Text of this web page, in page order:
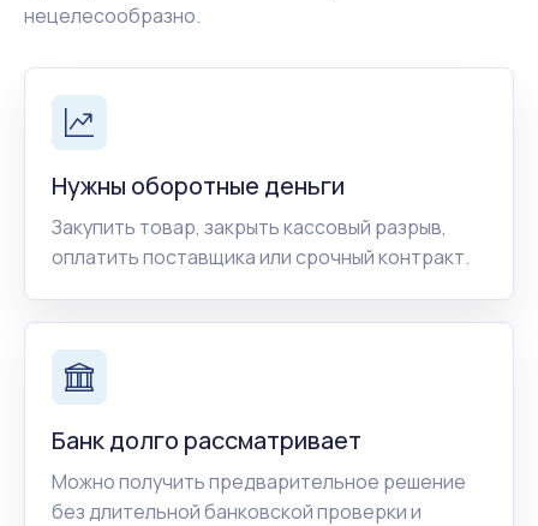
нецелесообразно.
Нужны оборотные деньги
Закупить товар, закрыть кассовый разрыв,
оплатить поставщика или срочный контракт.
Банк долго рассматривает
Можно получить предварительное решение
без длительной банковской проверки и